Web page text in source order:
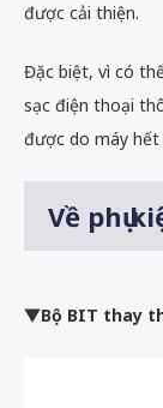
được cải thiện.
Đặc biệt, vì có
sạc điện thoại
được do máy
Về phụ
▼Bộ BIT thay